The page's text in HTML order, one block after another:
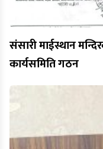
संसारी माईस्थान
कार्यसमिति गठन